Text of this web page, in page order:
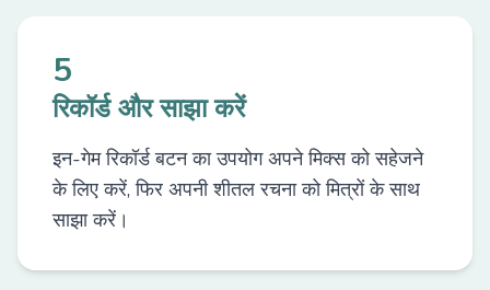
5
रिकॉर्ड और साझा करें
इन-गेम रिकॉर्ड बटन का उपयोग अपने मिक्स को सहेजने
के लिए करें, फिर अपनी शीतल रचना को मित्रों के साथ
साझा करें।